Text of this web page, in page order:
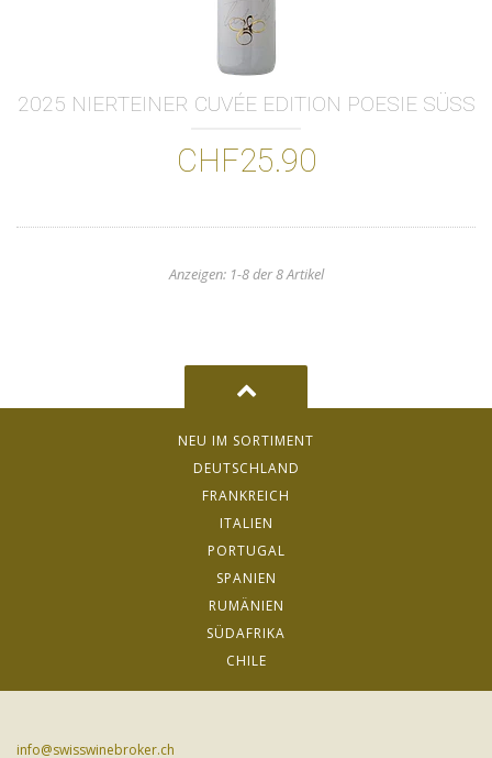
2025 NIERTEINER CUVÉE EDITION POESIE SÜSS
CHF25.90
Anzeigen: 1-8 der 8 Artikel
NEU IM SORTIMENT
DEUTSCHLAND
FRANKREICH
ITALIEN
PORTUGAL
SPANIEN
RUMÄNIEN
SÜDAFRIKA
CHILE
info@swisswinebroker.ch